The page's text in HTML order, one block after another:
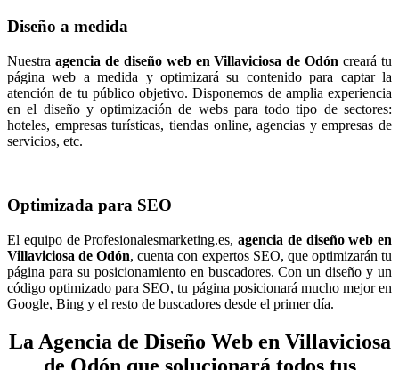
Diseño a medida
Nuestra agencia de diseño web en Villaviciosa de Odón creará tu
página web a medida y optimizará su contenido para captar la
atención de tu público objetivo. Disponemos de amplia experiencia
en el diseño y optimización de webs para todo tipo de sectores:
hoteles, empresas turísticas, tiendas online, agencias y empresas de
servicios, etc.
Optimizada para SEO
El equipo de Profesionalesmarketing.es, agencia de diseño web en
Villaviciosa de Odón, cuenta con expertos SEO, que optimizarán tu
página para su posicionamiento en buscadores. Con un diseño y un
código optimizado para SEO, tu página posicionará mucho mejor en
Google, Bing y el resto de buscadores desde el primer día.
La Agencia de Diseño Web en Villaviciosa